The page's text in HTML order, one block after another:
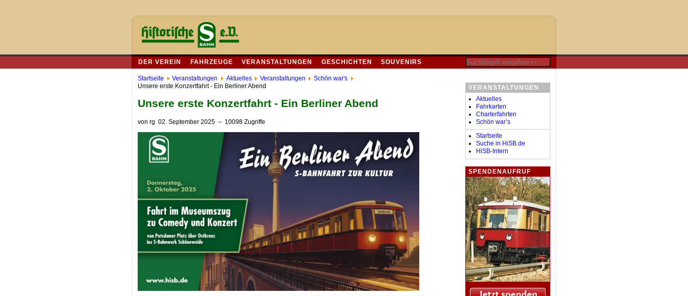
DER VEREIN FAHRZEUGE VERANSTALTUNGEN GESCHICHTEN SOUVENIRS
VERANSTALTUNGEN
Aktuelles
Fahrkarten
Charterfahrten
Schön war’s
Startseite
Suche in HiSB.de
HiSB-Intern
SPENDENAUFRUF
Startseite Veranstaltungen Aktuelles Veranstaltungen
Schön war's
Unsere erste Konzertfahrt - Ein Berliner Abend
Unsere erste Konzertfahrt - Ein Berliner Abend
von rg 02. September 2025 – 10098 Zugriffe